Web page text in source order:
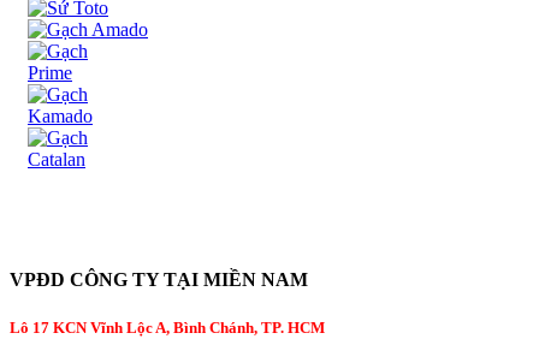
VPĐD CÔNG TY TẠI MIỀN NAM
Lô 17 KCN Vĩnh Lộc A, Bình Chánh, TP. HCM